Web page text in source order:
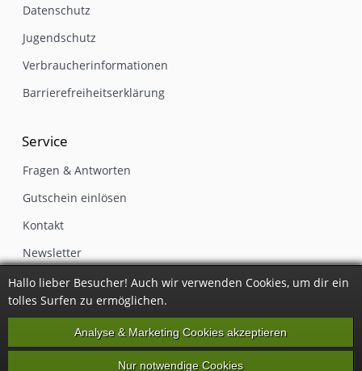
Datenschutz
Jugendschutz
Verbraucherinformationen
Barrierefreiheitserklärung
Service
Fragen & Antworten
Gutschein einlösen
Kontakt
Newsletter
Impressum
Vertrag widerrufen
Hallo lieber Besucher! Auch wir verwenden Cookies, um dir ein
tolles Surfen zu ermöglichen.
Analyse & Marketing Cookies akzeptieren
Nur notwendige Cookies